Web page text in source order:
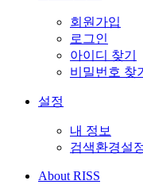
회원가입
로그인
아이디 찾기
비밀번호 찾기
설정
내 정보
검색환경설
About RISS